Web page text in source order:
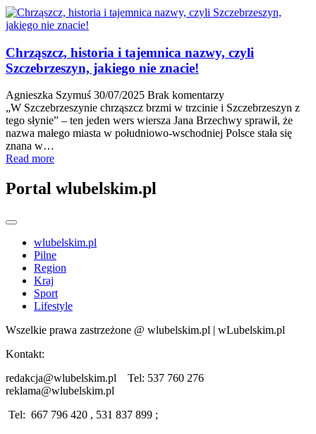
Chrząszcz, historia i tajemnica nazwy, czyli
Szczebrzeszyn, jakiego nie znacie!
Agnieszka Szymuś 30/07/2025 Brak komentarzy
„W Szczebrzeszynie chrząszcz brzmi w trzcinie i Szczebrzeszyn z
tego słynie” – ten jeden wers wiersza Jana Brzechwy sprawił, że
nazwa małego miasta w południowo-wschodniej Polsce stała się
znana w…
Read more
Portal wlubelskim.pl
wlubelskim.pl
Pilne
Region
Kraj
Sport
Lifestyle
Wszelkie prawa zastrzeżone @ wlubelskim.pl | wLubelskim.pl
Kontakt:
redakcja@wlubelskim.pl Tel: 537 760 276
reklama@wlubelskim.pl
Tel: 667 796 420 , 531 837 899 ;